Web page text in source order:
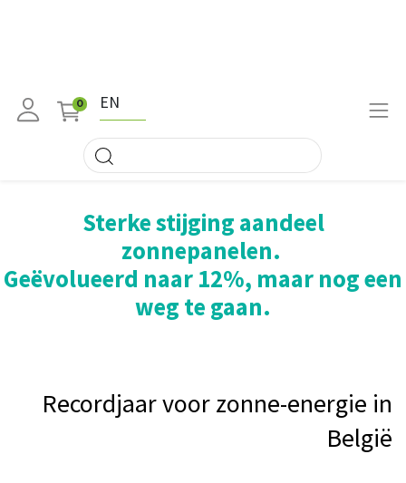
0 EN
Sterke stijging aandeel
zonnepanelen.
Geëvolueerd naar 12%, maar nog een
weg te gaan.
Recordjaar voor zonne-energie in
België